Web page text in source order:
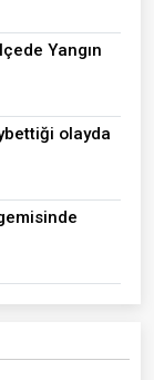
Yangın
olayda